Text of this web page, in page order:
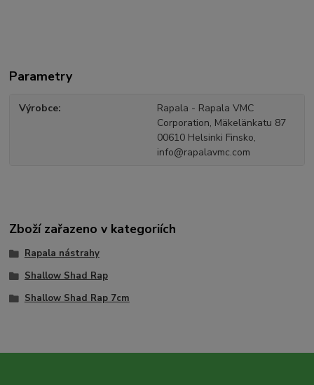
Parametry
Výrobce
Rapala - Rapala VMC
Corporation, Mäkelänkatu 87
00610 Helsinki Finsko,
info@rapalavmc.com
Zboží zařazeno v kategoriích
Rapala nástrahy
Shallow Shad Rap
Shallow Shad Rap 7cm